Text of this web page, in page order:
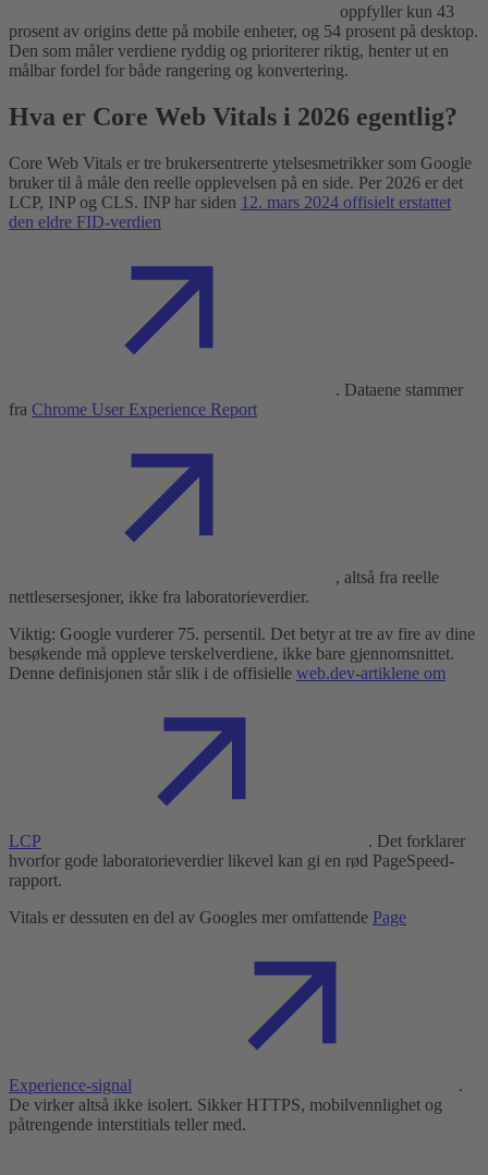
oppfyller kun 43
prosent av origins dette på mobile enheter, og 54 prosent på desktop.
Den som måler verdiene ryddig og prioriterer riktig, henter ut en
målbar fordel for både rangering og konvertering.
Hva er Core Web Vitals i 2026 egentlig?
Core Web Vitals er tre brukersentrerte ytelsesmetrikker som Google
bruker til å måle den reelle opplevelsen på en side. Per 2026 er det
LCP, INP og CLS. INP har siden 12. mars 2024 offisielt erstattet
den eldre FID-verdien
. Dataene stammer
fra Chrome User Experience Report
, altså fra reelle
nettlesersesjoner, ikke fra laboratorieverdier.
Viktig: Google vurderer 75. persentil. Det betyr at tre av fire av dine
besøkende må oppleve terskelverdiene, ikke bare gjennomsnittet.
Denne definisjonen står slik i de offisielle web.dev-artiklene om
LCP
. Det forklarer
hvorfor gode laboratorieverdier likevel kan gi en rød PageSpeed-
rapport.
Vitals er dessuten en del av Googles mer omfattende Page
Experience-signal
.
De virker altså ikke isolert. Sikker HTTPS, mobilvennlighet og
påtrengende interstitials teller med.